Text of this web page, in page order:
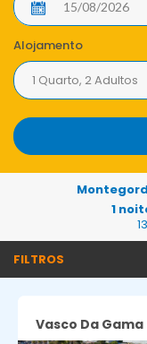
Alojamento
1 Quarto, 2 Adultos
1
Vasco Da Gama
FILTROS